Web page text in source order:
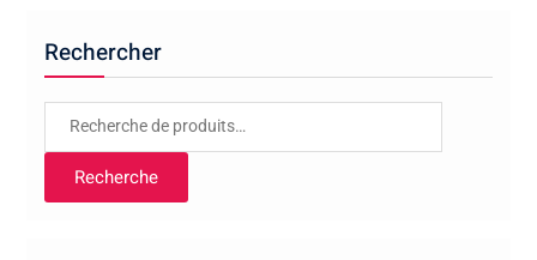
Rechercher
Recherche
Recherche